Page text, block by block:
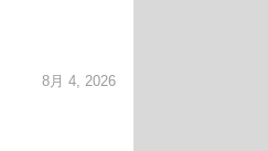
8月 4, 2026